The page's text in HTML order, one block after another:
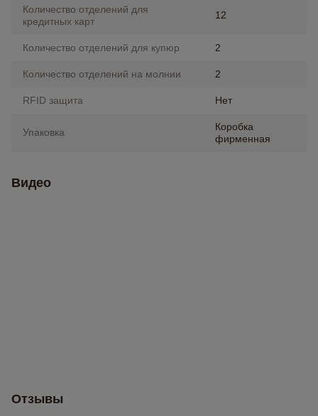
Количество отделений для
кредитных карт
12
Количество отделений для купюр 2
Количество отделений на молнии 2
RFID защита Нет
Упаковка
Коробка
фирменная
Видео
Отзывы